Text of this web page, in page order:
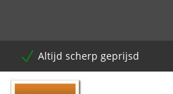
Altijd scherp geprijsd